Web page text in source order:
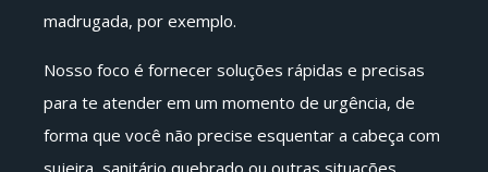
madrugada, por exemplo.
Nosso foco é fornecer soluções rápidas e precisas
para te atender em um momento de urgência, de
forma que você não precise esquentar a cabeça com
sujeira, sanitário quebrado ou outras situações